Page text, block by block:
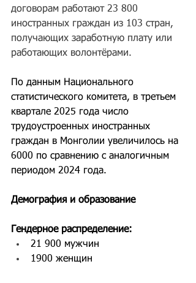
договорам работают 23 800
иностранных граждан из 103 стран,
получающих заработную плату или
работающих волонтёрами.
По данным Национального
статистического комитета, в третьем
квартале 2025 года число
трудоустроенных иностранных
граждан в Монголии увеличилось на
6000 по сравнению с аналогичным
периодом 2024 года.
Демография и образование
Гендерное распределение:
21 900 мужчин
1900 женщин